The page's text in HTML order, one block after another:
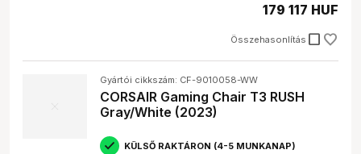
Összehasonlítás check_box_outline_blank
179 117 HUF
Gyártói cikkszám: CF-9010058-WW
CORSAIR Gaming Chair T3 RUSH
Gray/White (2023)
KÜLSŐ RAKTÁRON (4-5 MUNKANAP)